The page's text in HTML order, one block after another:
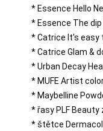
* Essence Hello
* Essence The dip
* Catrice It's easy
* Catrice Glam &
* Urban Decay
* MUFE Artist
* Maybelline
* řasy PLF Beauty
* štětce